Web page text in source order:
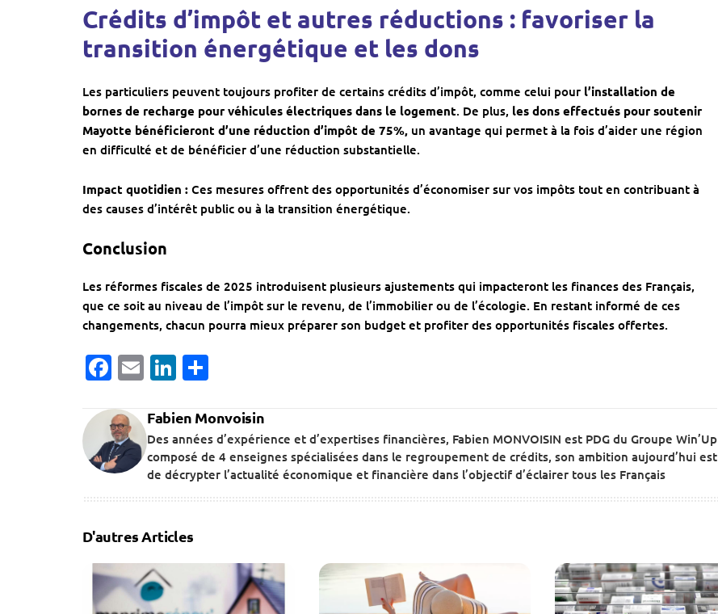
Crédits d’impôt et autres réductions : favoriser la
transition énergétique et les dons
Les particuliers peuvent toujours profiter de certains crédits d’impôt, comme celui pour l’installation de
bornes de recharge pour véhicules électriques dans le logement. De plus, les dons effectués pour soutenir
Mayotte bénéficieront d’une réduction d’impôt de 75%, un avantage qui permet à la fois d’aider une région
en difficulté et de bénéficier d’une réduction substantielle.
Impact quotidien : Ces mesures offrent des opportunités d’économiser sur vos impôts tout en contribuant à
des causes d’intérêt public ou à la transition énergétique.
Conclusion
Les réformes fiscales de 2025 introduisent plusieurs ajustements qui impacteront les finances des Français,
que ce soit au niveau de l’impôt sur le revenu, de l’immobilier ou de l’écologie. En restant informé de ces
changements, chacun pourra mieux préparer son budget et profiter des opportunités fiscales offertes.
Facebook
EmailLinkedIn
Fabien Monvoisin
Des années d’expérience et d’expertises financières, Fabien MONVOISIN est PDG du Groupe Win’Up
composé de 4 enseignes spécialisées dans le regroupement de crédits, son ambition aujourd’hui est
de décrypter l’actualité économique et financière dans l’objectif d’éclairer tous les Français
D'autres Articles